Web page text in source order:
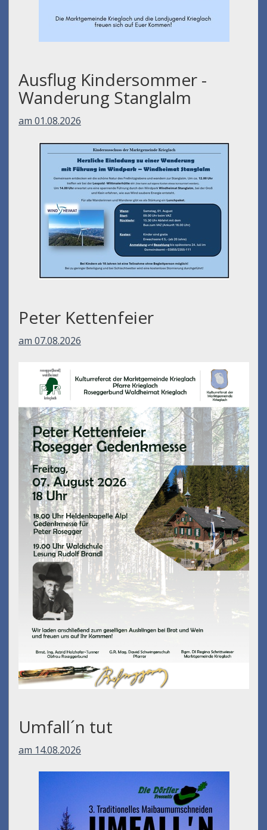
Ausflug Kindersommer -
Wanderung Stanglalm
am 01.08.2026
Peter Kettenfeier
am 07.08.2026
Umfall´n tut
am 14.08.2026